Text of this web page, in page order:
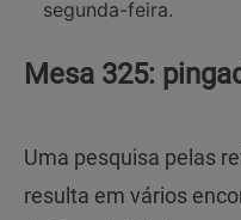
segunda-feira.
Mesa 325:
Uma pesquisa pelas
resulta em vários